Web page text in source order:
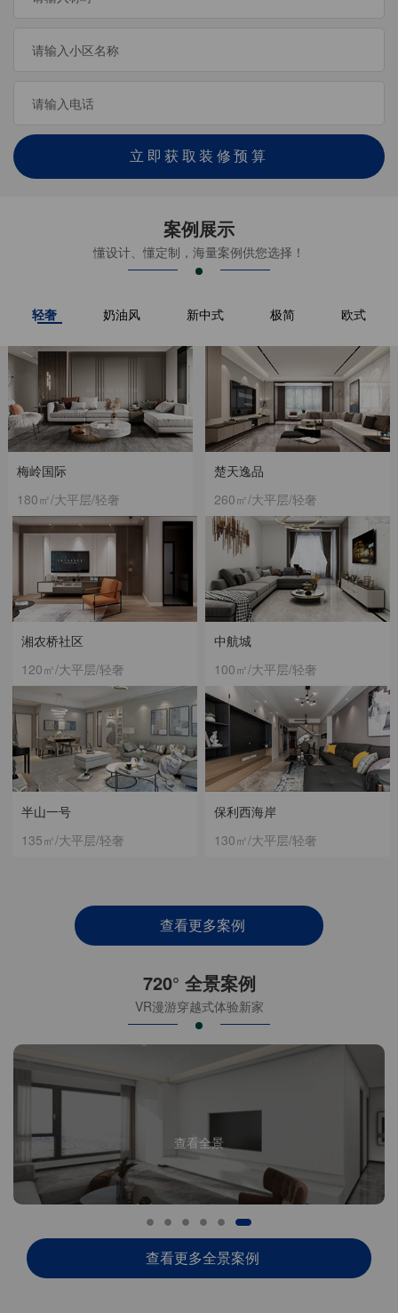
立即获取装修预算
案例展示
懂设计、懂定制，海量案例供您选择！
轻奢 奶油风 新中式 极简 欧式
梅岭国际
180㎡/大平层/轻奢
楚天逸品
260㎡/大平层/轻奢
中航城
100㎡/大平层/轻奢
湘农桥社区
120㎡/大平层/轻奢
保利西海岸
130㎡/大平层/轻奢
半山一号
135㎡/大平层/轻奢
查看更多案例
720° 全景案例
VR漫游穿越式体验新家
查看全景
查看更多全景案例